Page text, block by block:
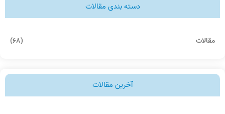
دسته بندی مقالات
مقالات (68)
آخرین مقالات